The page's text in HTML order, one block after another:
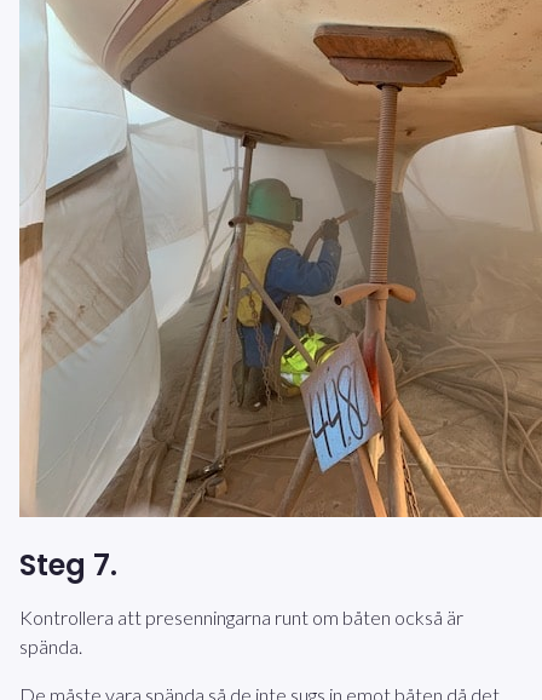
Steg 7.
Kontrollera att presenningarna runt om båten också är
spända.
De måste vara spända så de inte sugs in emot båten då det